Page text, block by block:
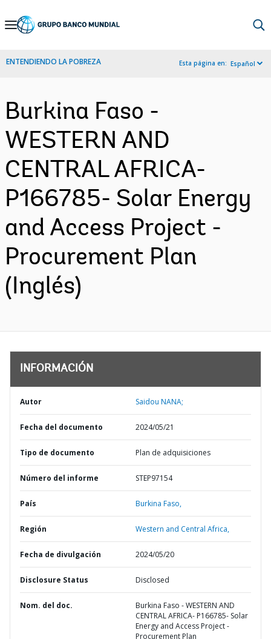
Skip
Navigation
ENTENDIENDO LA POBREZA Esta página en: Español
Burkina Faso -
WESTERN AND
CENTRAL AFRICA-
P166785- Solar Energy
and Access Project -
Procurement Plan
(Inglés)
INFORMACIÓN
Autor Saidou NANA;
Fecha del documento 2024/05/21
Tipo de documento Plan de adquisiciones
Número del informe STEP97154
País Burkina Faso,
Región Western and Central Africa,
Fecha de divulgación 2024/05/20
Disclosure Status Disclosed
Nom. del doc.
Burkina Faso - WESTERN AND
CENTRAL AFRICA- P166785- Solar
Energy and Access Project -
Procurement Plan